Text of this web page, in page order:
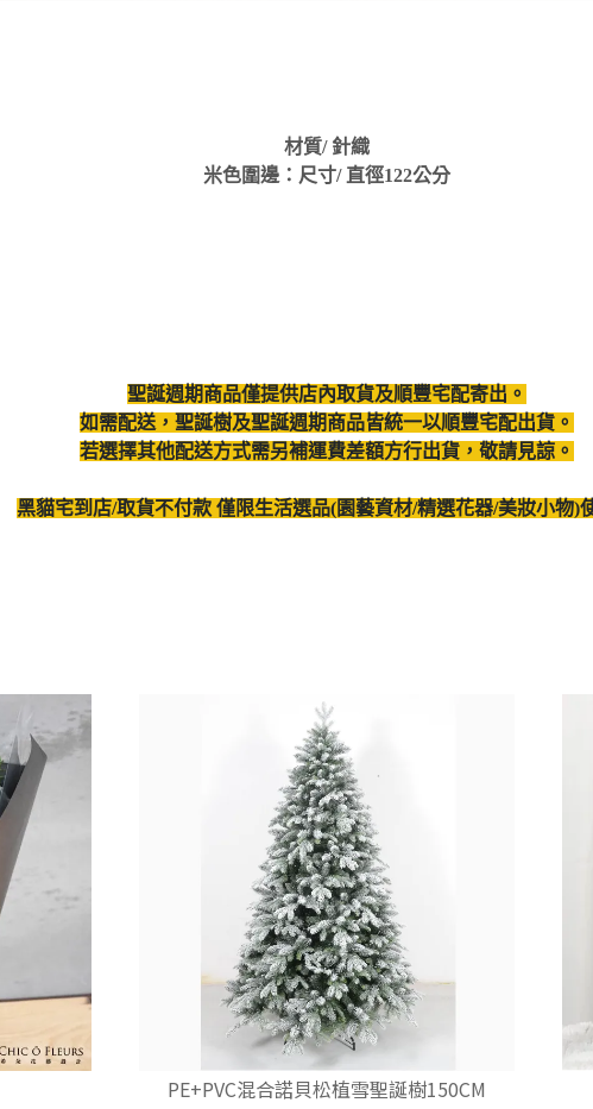
材質/ 針織
米色圍邊：尺寸/ 直徑122公分
聖誕週期商品僅提供店內取貨及順豐宅配寄出。
如需配送，聖誕樹及聖誕週期商品皆統一以順豐宅配出貨。
若選擇其他配送方式需另補運費差額方行出貨，敬請見諒。
黑貓宅到店/取貨不付款 僅限生活選品(園藝資材/精選花器/美妝小物)
PE+PVC混合諾貝松植雪聖誕樹150CM